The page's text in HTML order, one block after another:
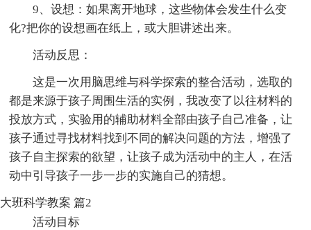
9、设想：如果离开地球，这些物体会发生什么变
化?把你的设想画在纸上，或大胆讲述出来。
活动反思：
这是一次用脑思维与科学探索的整合活动，选取的
都是来源于孩子周围生活的实例，我改变了以往材料的
投放方式，实验用的辅助材料全部由孩子自己准备，让
孩子通过寻找材料找到不同的解决问题的方法，增强了
孩子自主探索的欲望，让孩子成为活动中的主人，在活
动中引导孩子一步一步的实施自己的猜想。
大班科学教案 篇2
活动目标